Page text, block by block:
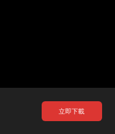
立即下載